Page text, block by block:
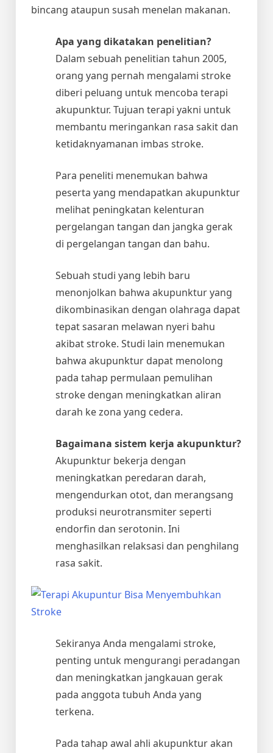
bincang ataupun susah menelan makanan.
Apa yang dikatakan penelitian?
Dalam sebuah penelitian tahun 2005,
orang yang pernah mengalami stroke
diberi peluang untuk mencoba terapi
akupunktur. Tujuan terapi yakni untuk
membantu meringankan rasa sakit dan
ketidaknyamanan imbas stroke.
Para peneliti menemukan bahwa
peserta yang mendapatkan akupunktur
melihat peningkatan kelenturan
pergelangan tangan dan jangka gerak
di pergelangan tangan dan bahu.
Sebuah studi yang lebih baru
menonjolkan bahwa akupunktur yang
dikombinasikan dengan olahraga dapat
tepat sasaran melawan nyeri bahu
akibat stroke. Studi lain menemukan
bahwa akupunktur dapat menolong
pada tahap permulaan pemulihan
stroke dengan meningkatkan aliran
darah ke zona yang cedera.
Bagaimana sistem kerja akupunktur?
Akupunktur bekerja dengan
meningkatkan peredaran darah,
mengendurkan otot, dan merangsang
produksi neurotransmiter seperti
endorfin dan serotonin. Ini
menghasilkan relaksasi dan penghilang
rasa sakit.
Sekiranya Anda mengalami stroke,
penting untuk mengurangi peradangan
dan meningkatkan jangkauan gerak
pada anggota tubuh Anda yang
terkena.
Pada tahap awal ahli akupunktur akan